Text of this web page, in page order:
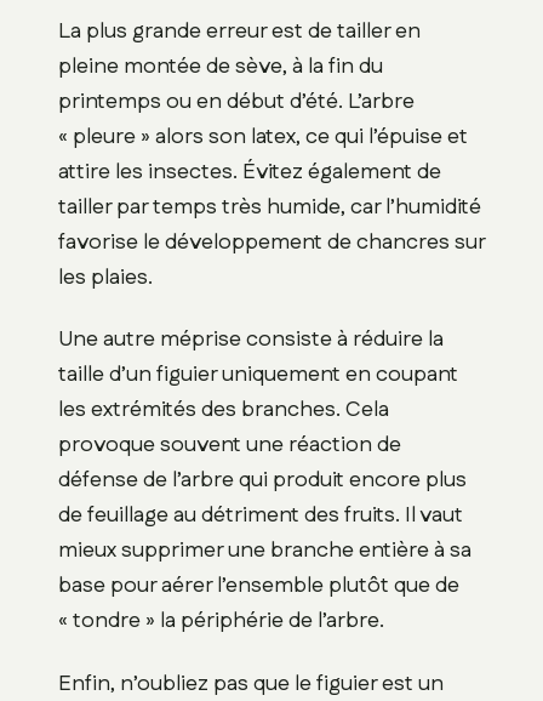
La plus grande erreur est de tailler en
pleine montée de sève, à la fin du
printemps ou en début d’été. L’arbre
« pleure » alors son latex, ce qui l’épuise et
attire les insectes. Évitez également de
tailler par temps très humide, car l’humidité
favorise le développement de chancres sur
les plaies.
Une autre méprise consiste à réduire la
taille d’un figuier uniquement en coupant
les extrémités des branches. Cela
provoque souvent une réaction de
défense de l’arbre qui produit encore plus
de feuillage au détriment des fruits. Il vaut
mieux supprimer une branche entière à sa
base pour aérer l’ensemble plutôt que de
« tondre » la périphérie de l’arbre.
Enfin, n’oubliez pas que le figuier est un